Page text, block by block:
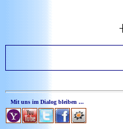
Mit uns im Dialog bleiben ...